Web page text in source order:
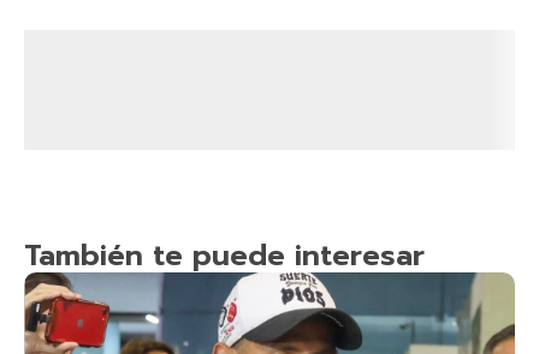
También te puede interesar